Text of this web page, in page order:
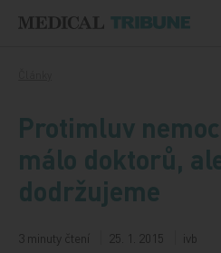
Protimluv
málo doktorů,
dodržujeme
3 minuty čtení 25. 1. 2015 ivb